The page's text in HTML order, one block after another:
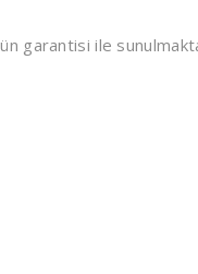
garantisi ile